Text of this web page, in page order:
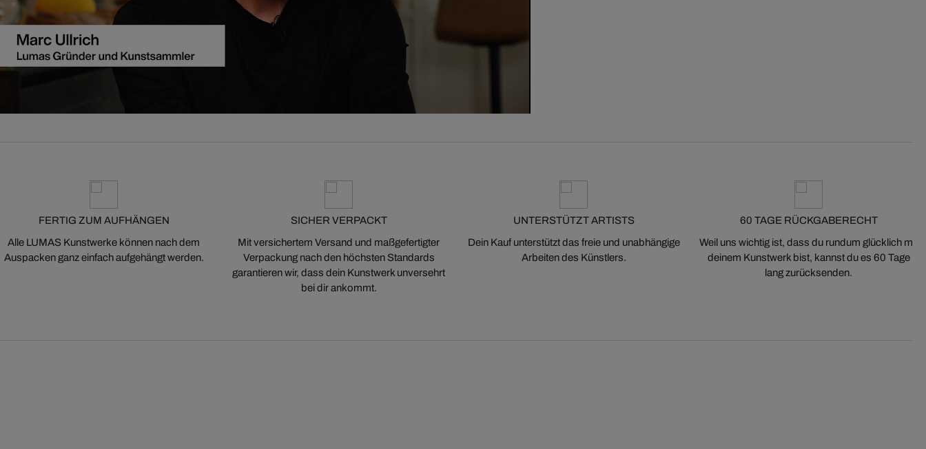
FERTIG ZUM AUFHÄNGEN
Alle LUMAS Kunstwerke können nach dem
Auspacken ganz einfach aufgehängt werden.
SICHER VERPACKT
Mit versichertem Versand und maßgefertigter
Verpackung nach den höchsten Standards
garantieren wir, dass dein Kunstwerk unversehrt
bei dir ankommt.
UNTERSTÜTZT ARTISTS
Dein Kauf unterstützt das freie und unabhängige
Arbeiten des Künstlers.
60 TAGE RÜCKGABERECHT
Weil uns wichtig ist, dass du rundum glücklich mit
deinem Kunstwerk bist, kannst du es 60 Tage
lang zurücksenden.